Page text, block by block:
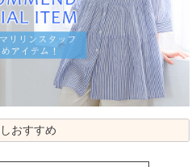
おすすめ